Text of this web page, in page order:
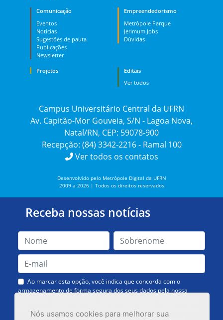
Nós usamos cookies para melhorar sua
Comunicação
Eventos
Notícias
Sugestões de pauta
Publicações
Newsletter
Empreendedorismo
Metrópole Parque
Jerimum Jobs
Dúvidas
Projetos
Editais
Ver todos
Campus Universitário Central da UFRN
Av. Capitão-Mor Gouveia, S/N - Lagoa Nova,
Natal/RN, CEP: 59078-900
Recepção: (84) 3342-2216 - Ramal 100
Ver todos os contatos
Desenvolvido pelo Metrópole Digital da UFRN
2009 a 2026 | Todos os direitos reservados
Receba nossas notícias
Ao marcar esta opção, você indica que concorda com o
armazenamento de forma segura dos seus dados pela nossa